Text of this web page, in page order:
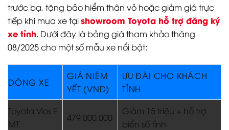
trước bạ, tặng bảo hiểm thân vỏ hoặc giảm giá trực
tiếp khi mua xe tạishowroom Toyota hỗ trợ đăng ký
xe tỉnh. Dưới đây là bảng giá tham khảo tháng
08/2025 cho một số mẫu xe nổi bật:
DÒNG XE
GIÁ NIÊM
YẾT (VND)
ƯU ĐÃI CHO KHÁCH
TỈNH
Toyota Vios E
MT
479.000.000
Giảm 15 triệu + hỗ trợ
biển số tỉnh